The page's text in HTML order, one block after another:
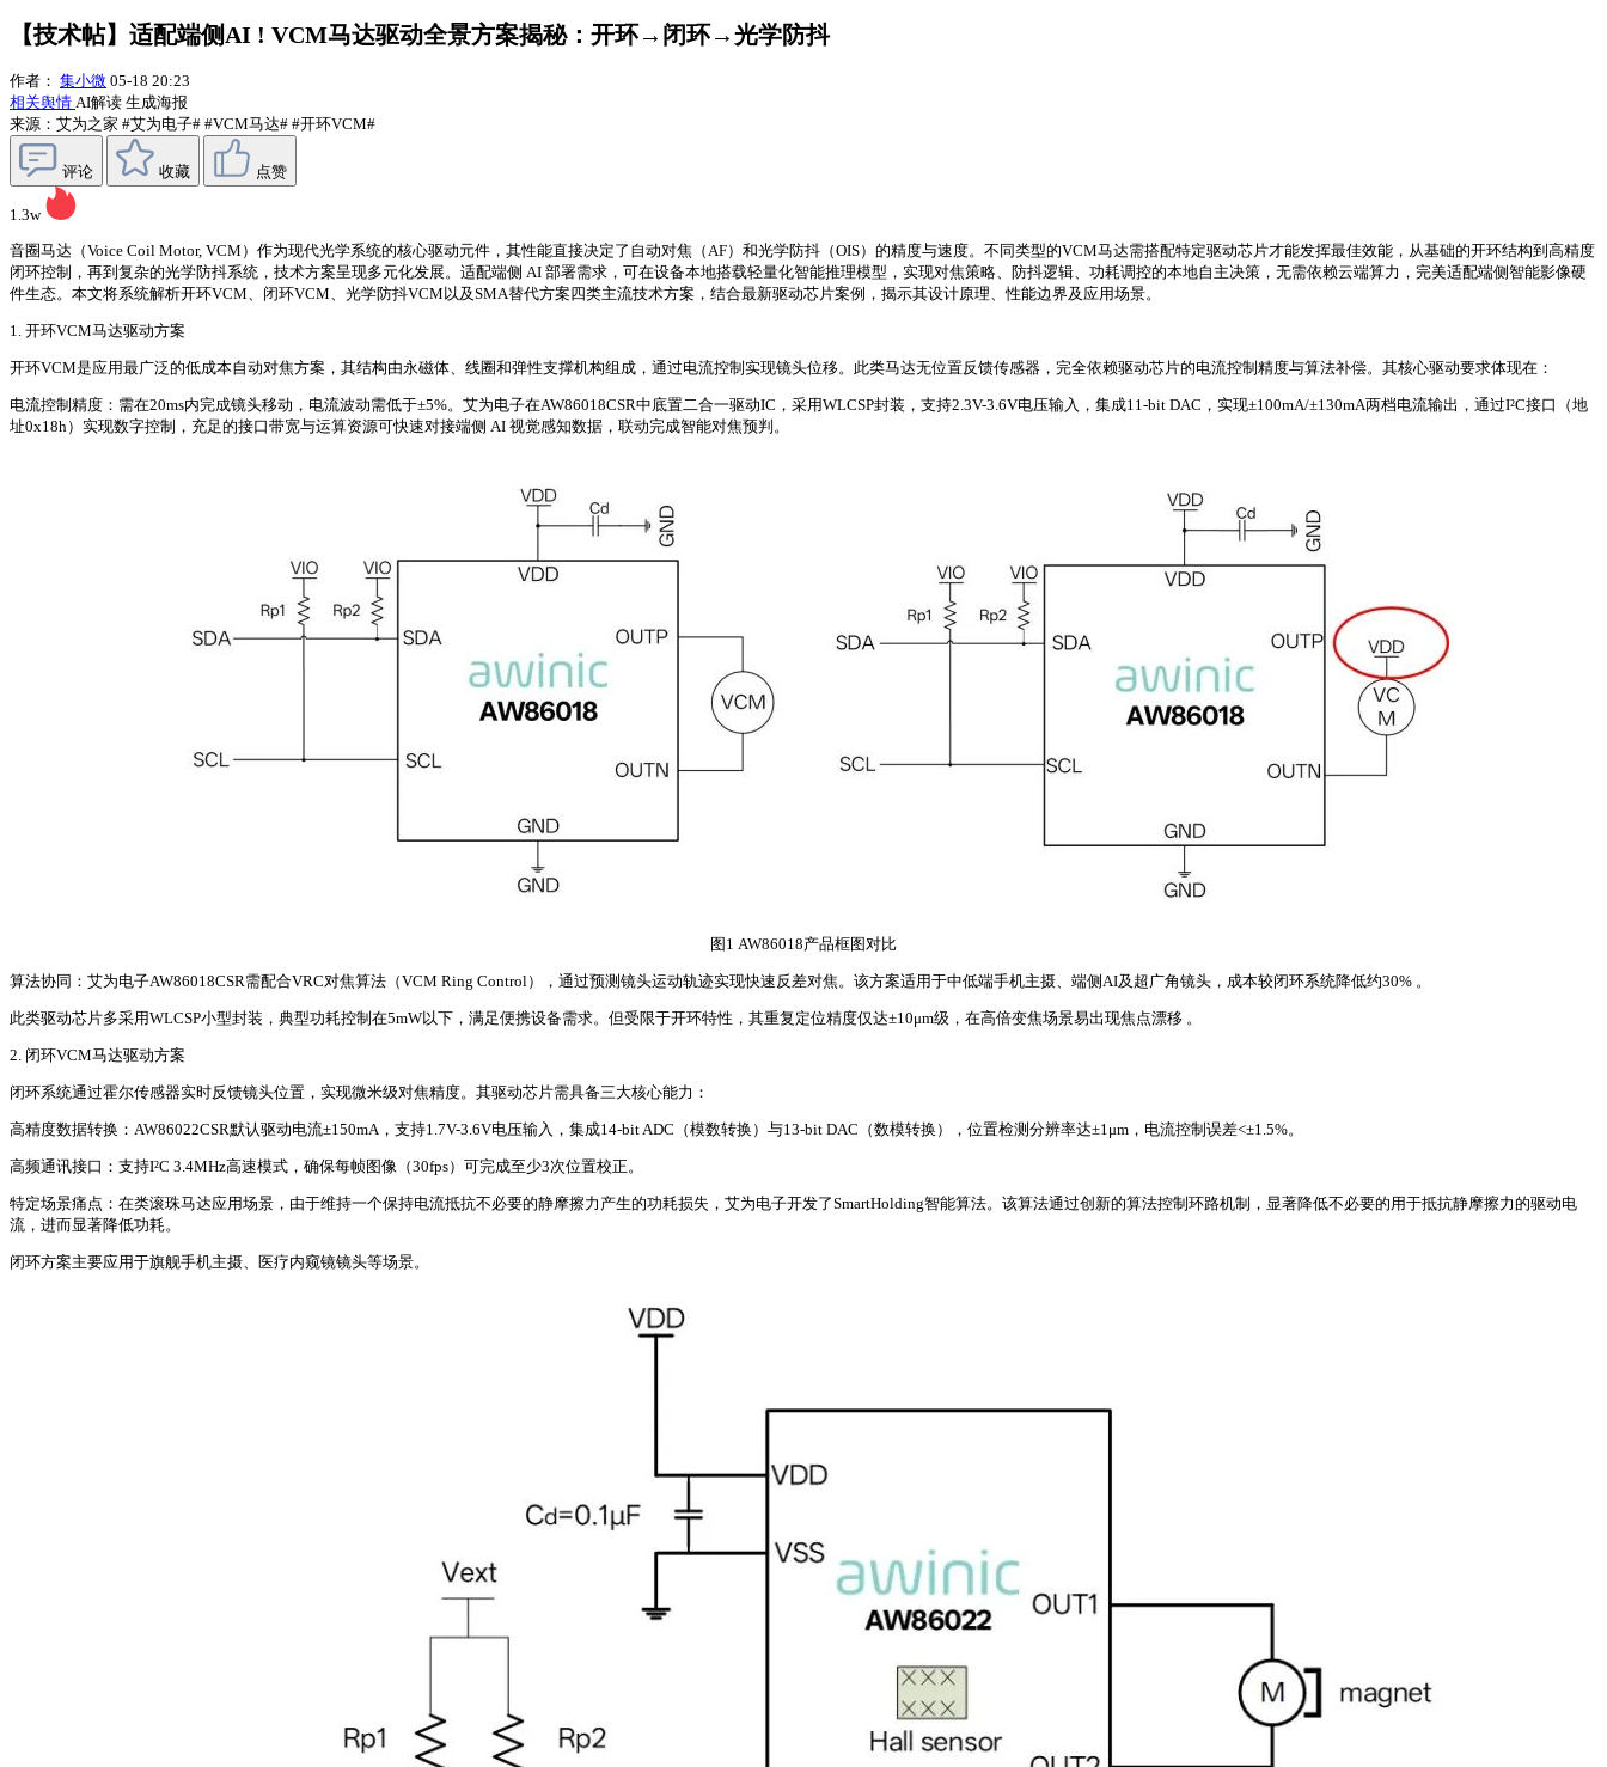
【技术帖】适配端侧AI ! VCM马达驱动全景方案揭秘：开环→闭环→光学防抖
作者： 集小微 05-18 20:23
相关舆情 AI解读 生成海报
来源：艾为之家 #艾为电子# #VCM马达# #开环VCM#
评论 收藏 点赞
1.3w
音圈马达（Voice Coil Motor, VCM）作为现代光学系统的核心驱动元件，其性能直接决定了自动对焦（AF）和光学防抖（OIS）的精度与速度。不同类型的VCM马达需搭配特定驱动芯片才能发挥最佳效能，从基础的开环结构到高精度
闭环控制，再到复杂的光学防抖系统，技术方案呈现多元化发展。适配端侧 AI 部署需求，可在设备本地搭载轻量化智能推理模型，实现对焦策略、防抖逻辑、功耗调控的本地自主决策，无需依赖云端算力，完美适配端侧智能影像硬
件生态。本文将系统解析开环VCM、闭环VCM、光学防抖VCM以及SMA替代方案四类主流技术方案，结合最新驱动芯片案例，揭示其设计原理、性能边界及应用场景。
1. 开环VCM马达驱动方案
开环VCM是应用最广泛的低成本自动对焦方案，其结构由永磁体、线圈和弹性支撑机构组成，通过电流控制实现镜头位移。此类马达无位置反馈传感器，完全依赖驱动芯片的电流控制精度与算法补偿。其核心驱动要求体现在：
电流控制精度：需在20ms内完成镜头移动，电流波动需低于±5%。艾为电子在AW86018CSR中底置二合一驱动IC，采用WLCSP封装，支持2.3V-3.6V电压输入，集成11-bit DAC，实现±100mA/±130mA两档电流输出，通过I²C接口（地
址0x18h）实现数字控制，充足的接口带宽与运算资源可快速对接端侧 AI 视觉感知数据，联动完成智能对焦预判。
图1 AW86018产品框图对比
算法协同：艾为电子AW86018CSR需配合VRC对焦算法（VCM Ring Control），通过预测镜头运动轨迹实现快速反差对焦。该方案适用于中低端手机主摄、端侧AI及超广角镜头，成本较闭环系统降低约30%⁠⁣ ⁠⁣。
此类驱动芯片多采用WLCSP小型封装，典型功耗控制在5mW以下，满足便携设备需求。但受限于开环特性，其重复定位精度仅达±10μm级，在高倍变焦场景易出现焦点漂移⁠⁣ ⁠⁣。
2. 闭环VCM马达驱动方案
闭环系统通过霍尔传感器实时反馈镜头位置，实现微米级对焦精度。其驱动芯片需具备三大核心能力：
高精度数据转换：AW86022CSR默认驱动电流±150mA，支持1.7V-3.6V电压输入，集成14-bit ADC（模数转换）与13-bit DAC（数模转换），位置检测分辨率达±1μm，电流控制误差<±1.5%。
高频通讯接口：支持I²C 3.4MHz高速模式，确保每帧图像（30fps）可完成至少3次位置校正。
特定场景痛点：在类滚珠马达应用场景，由于维持一个保持电流抵抗不必要的静摩擦力产生的功耗损失，艾为电子开发了SmartHolding智能算法。该算法通过创新的算法控制环路机制，显著降低不必要的用于抵抗静摩擦力的驱动电
流，进而显著降低功耗。
闭环方案主要应用于旗舰手机主摄、医疗内窥镜镜头等场景。